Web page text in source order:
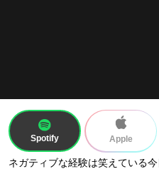
Spotify Apple
ネガティブな経験は笑えている